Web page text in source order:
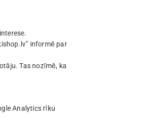
informē par
Tas nozīmē, ka
Analytics rīku